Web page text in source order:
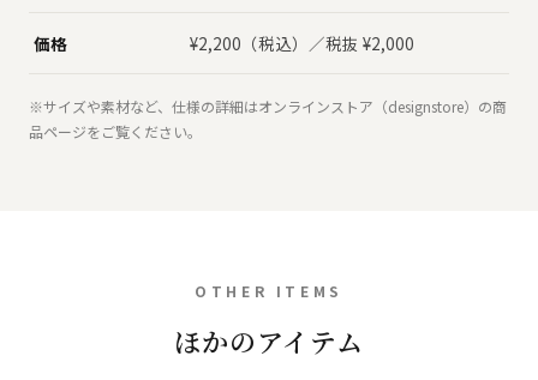
価格 ¥2,200（税込）／税抜 ¥2,000
※サイズや素材など、仕様の詳細はオンラインストア（designstore）の商
品ページをご覧ください。
OTHER ITEMS
ほかのアイテム